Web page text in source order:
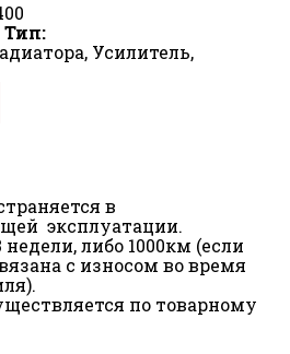
Тип
Усилитель,
в
эксплуатации.
либо 1000км (если
с износом во время
по товарному